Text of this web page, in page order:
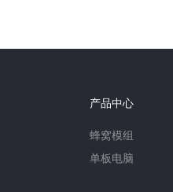
产品中心
蜂窝模组
单板电脑